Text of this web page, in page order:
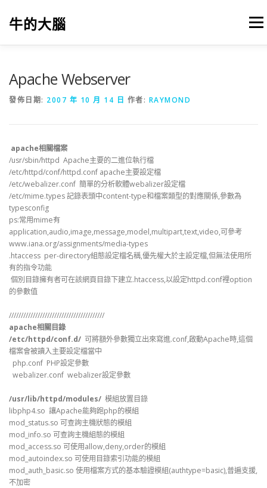
牛的大腦 選單
Apache Webserver
發佈日期: 2007 年 10 月 14 日 作者: RAYMOND
apache相關檔案
/usr/sbin/httpd Apache主要的二進位執行檔
/etc/httpd/conf/httpd.conf apache主要設定檔
/etc/webalizer.conf 簡單的分析軟體webalizer設定檔
/etc/mime.types 記錄表頭中content-type和檔案類型的對應關係,參數為
typesconfig
ps:常用mime有
application,audio,image,message,model,multipart,text,video,可參考
www.iana.org/assignments/media-types
.htaccess per-directory組態設定檔名稱,優先權大於主設定檔,但無法使用所
有的指令功能
個別目錄擁有者可在該網頁目錄下建立.htaccess,以設定httpd.conf裡option
的參數值
////////////////////////////////////////
apache相關目錄
/etc/httpd/conf.d/ 可將額外參數獨立出來寫進.conf,啟動Apache時,這個
檔案會被讀入主要設定檔當中
php.conf PHP設定參數
webalizer.conf webalizer設定參數
/usr/lib/httpd/modules/ 模組放置目錄
libphp4.so 讓Apache能夠跑php的模組
mod_status.so 可查詢主機狀態的模組
mod_info.so 可查詢主機組態的模組
mod_access.so 可使用allow,deny,order的模組
mod_autoindex.so 可使用目錄索引功能的模組
mod_auth_basic.so 使用檔案方式的基本驗證模組(authtype=basic),普遍支援,
不加密